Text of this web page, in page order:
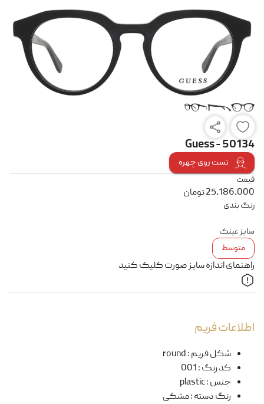
Guess - 50134
تست روی چهره
قیمت
25,186,000تومان
رنگ بندی
سایز عینک
متوسط
راهنمای اندازه سایز صورت کلیک کنید
اطلاعات فریم
شکل فریم:
round
کد رنگ:
001
جنس:
plastic
رنگ دسته:مشکی